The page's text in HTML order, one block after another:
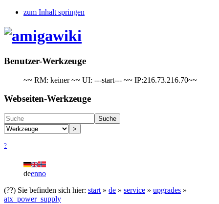
zum Inhalt springen
Benutzer-Werkzeuge
~~ RM: keiner ~~ UI: ---start--- ~~ IP:216.73.216.70~~
Webseiten-Werkzeuge
Suche
>
?
deenno
(??) Sie befinden sich hier: start » de » service » upgrades »
atx_power_supply